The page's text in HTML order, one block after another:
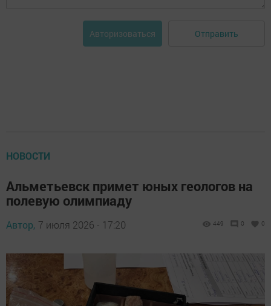
Авторизоваться Отправить
НОВОСТИ
Альметьевск примет юных геологов на
полевую олимпиаду
Автор, 7 июля 2026 - 17:20 449 0 0